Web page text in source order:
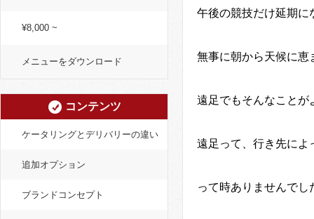
午後の競技だけ延期に
無事に朝から天候に恵
遠足でもそんなことが
遠足って、行き先によ
って時ありませんで
¥8,000 ~
メニューをダウンロード
コンテンツ
ケータリングとデリバリーの違い
追加オプション
ブランドコンセプト